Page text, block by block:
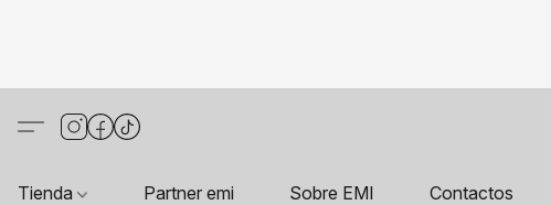
Tienda Partner emi Sobre EMI Contactos